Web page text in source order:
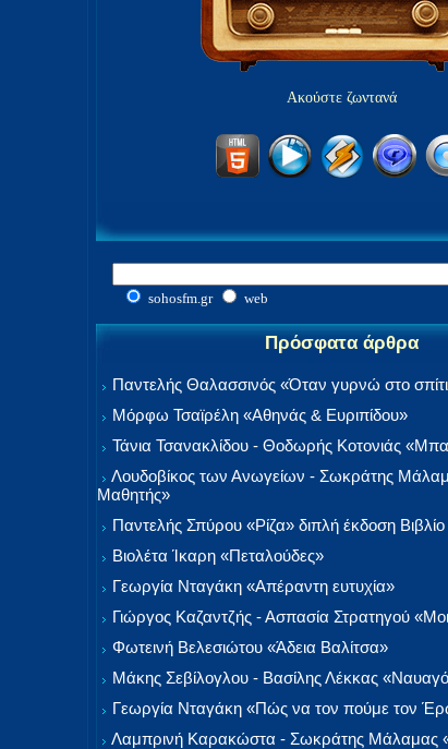
Ακούστε ζωντανά
sohosfm.gr web
Πρόσφατα άρθρα
Παντελής Θαλασσινός «Όταν γυρνώ στο
Μόρφω Τσαϊρέλη «Αθηνάς & Ευριπίδου»
Τάνια Τσανακλίδου - Θοδωρής Κοτονιάς
Λουδοβίκος των Ανωγείων - Σωκράτης
Μαθητής»
Παντελής Σπύρου «Ρίζα» διπλή έκδοση
Βιολέτα Ίκαρη «Πεταλούδες»
Γεωργία Νταγάκη «Aπέραντη ευτυχία»
Γιώργος Καζαντζής - Ασπασία Στρατηγού
Φωτεινή Βελεσιώτου «Άδεια Βαλίτσα»
Μάκης Σεβίλογλου - Βασίλης Λέκκας
Γεωργία Νταγάκη «Πώς να τον πούμε τον
Λαμπρινή Καρακώστα - Σωκράτης Μάλαμας